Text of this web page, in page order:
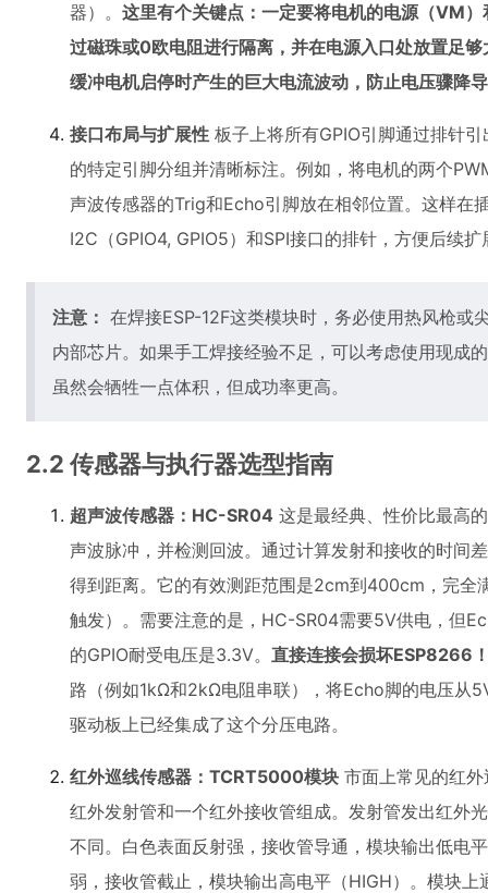
器）。 这里有个关键点：一定要将电机的电源（VM
过磁珠或0欧电阻进行隔离，并在电源入口处放置足
缓冲电机启停时产生的巨大电流波动，防止电压骤降
接口布局与扩展性 板子上将所有GPIO引脚通过排针
的特定引脚分组并清晰标注。例如，将电机的两个
声波传感器的Trig和Echo引脚放在相邻位置。这样在
I2C（GPIO4, GPIO5）和SPI接口的排针，方便后续
注意： 在焊接ESP-12F这类模块时，务必使用热风枪或
内部芯片。如果手工焊接经验不足，可以考虑使用现成
虽然会牺牲一点体积，但成功率更高。
2.2 传感器与执行器选型指南
超声波传感器：HC-SR04 这是最经典、性价比最高
声波脉冲，并检测回波。通过计算发射和接收的时间
得到距离。它的有效测距范围是2cm到400cm，完全
触发）。需要注意的是，HC-SR04需要5V供电，但
的GPIO耐受电压是3.3V。 直接连接会损坏ESP8266
路（例如1kΩ和2kΩ电阻串联），将Echo脚的电压从
驱动板上已经集成了这个分压电路。
红外巡线传感器：TCRT5000模块 市面上常见的红
红外发射管和一个红外接收管组成。发射管发出红外
不同。白色表面反射强，接收管导通，模块输出低电
弱，接收管截止，模块输出高电平（HIGH）。模块